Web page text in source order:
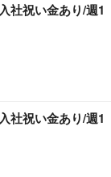
社祝い金あり/週1
社祝い金あり/週1